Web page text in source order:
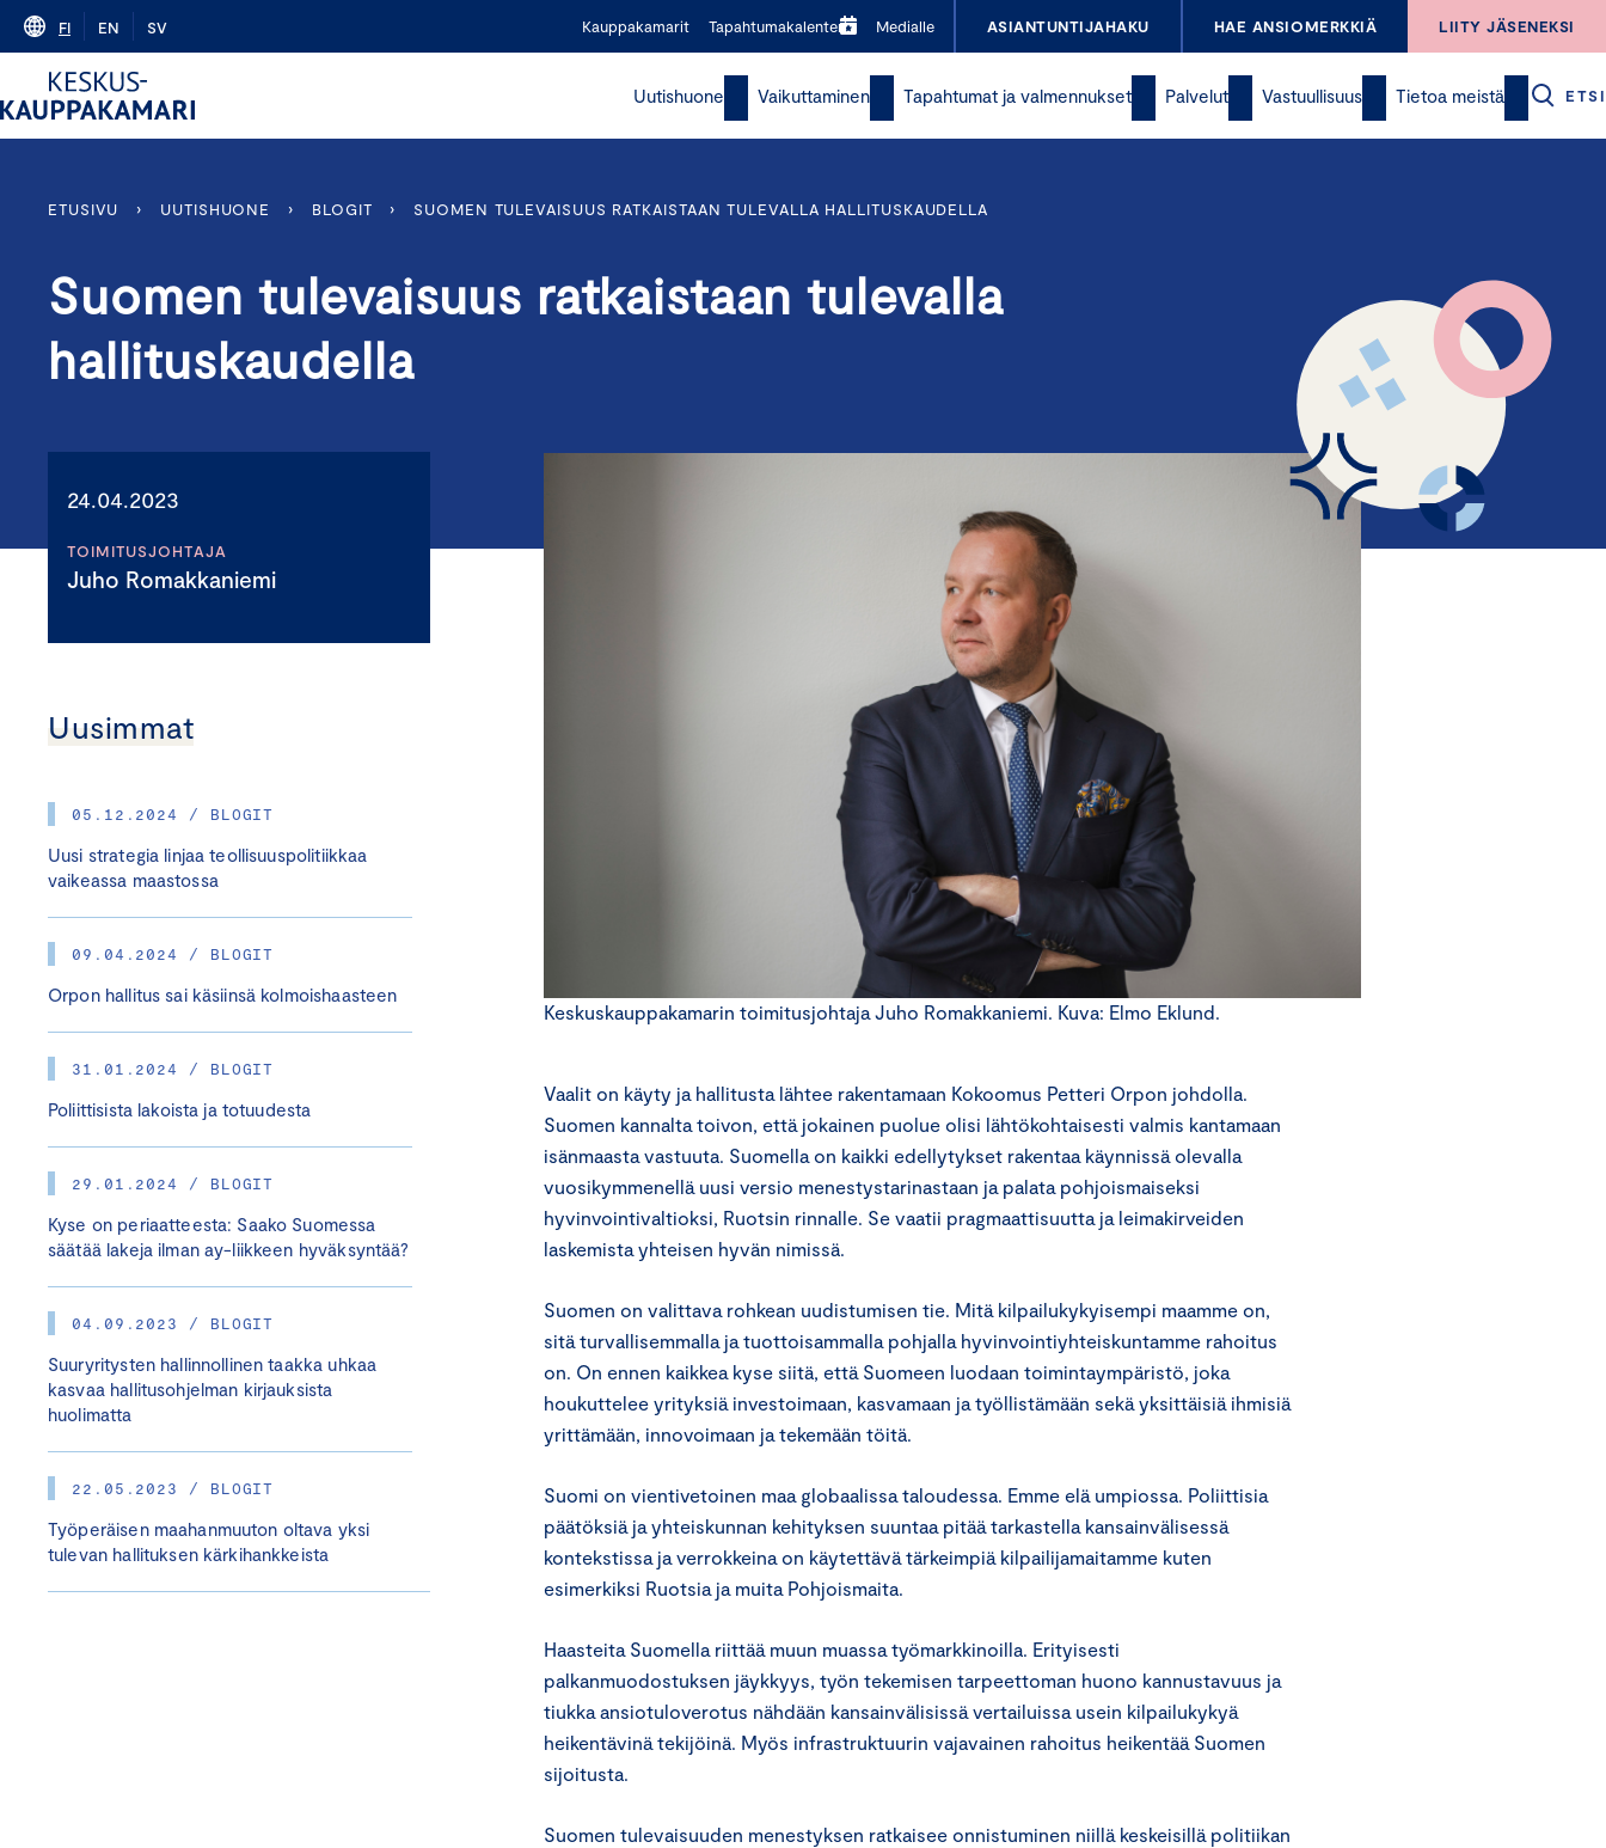
Skip
content
FI EN SV Kauppakamarit Tapahtumakalenteri Medialle ASIANTUNTIJAHAKU HAE ANSIOMERKKIÄ LIITY JÄSENEKSI
Uutishuone Vaikuttaminen Tapahtumat ja valmennukset Palvelut Vastuullisuus Tietoa meistä ETSI
ETUSIVU › UUTISHUONE › BLOGIT › SUOMEN TULEVAISUUS RATKAISTAAN TULEVALLA HALLITUSKAUDELLA
Suomen tulevaisuus ratkaistaan tulevalla
hallituskaudella
24.04.2023
TOIMITUSJOHTAJA
Juho Romakkaniemi
Uusimmat
05.12.2024 / BLOGIT
Uusi strategia linjaa teollisuuspolitiikkaa
vaikeassa maastossa
09.04.2024 / BLOGIT
Orpon hallitus sai käsiinsä kolmoishaasteen
31.01.2024 / BLOGIT
Poliittisista lakoista ja totuudesta
29.01.2024 / BLOGIT
Kyse on periaatteesta: Saako Suomessa
säätää lakeja ilman ay-liikkeen hyväksyntää?
04.09.2023 / BLOGIT
Suuryritysten hallinnollinen taakka uhkaa
kasvaa hallitusohjelman kirjauksista
huolimatta
22.05.2023 / BLOGIT
Työperäisen maahanmuuton oltava yksi
tulevan hallituksen kärkihankkeista
Keskuskauppakamarin toimitusjohtaja Juho Romakkaniemi. Kuva: Elmo Eklund.
Vaalit on käyty ja hallitusta lähtee rakentamaan Kokoomus Petteri Orpon johdolla.
Suomen kannalta toivon, että jokainen puolue olisi lähtökohtaisesti valmis kantamaan
isänmaasta vastuuta. Suomella on kaikki edellytykset rakentaa käynnissä olevalla
vuosikymmenellä uusi versio menestystarinastaan ja palata pohjoismaiseksi
hyvinvointivaltioksi, Ruotsin rinnalle. Se vaatii pragmaattisuutta ja leimakirveiden
laskemista yhteisen hyvän nimissä.
Suomen on valittava rohkean uudistumisen tie. Mitä kilpailukykyisempi maamme on,
sitä turvallisemmalla ja tuottoisammalla pohjalla hyvinvointiyhteiskuntamme rahoitus
on. On ennen kaikkea kyse siitä, että Suomeen luodaan toimintaympäristö, joka
houkuttelee yrityksiä investoimaan, kasvamaan ja työllistämään sekä yksittäisiä ihmisiä
yrittämään, innovoimaan ja tekemään töitä.
Suomi on vientivetoinen maa globaalissa taloudessa. Emme elä umpiossa. Poliittisia
päätöksiä ja yhteiskunnan kehityksen suuntaa pitää tarkastella kansainvälisessä
kontekstissa ja verrokkeina on käytettävä tärkeimpiä kilpailijamaitamme kuten
esimerkiksi Ruotsia ja muita Pohjoismaita.
Haasteita Suomella riittää muun muassa työmarkkinoilla. Erityisesti
palkanmuodostuksen jäykkyys, työn tekemisen tarpeettoman huono kannustavuus ja
tiukka ansiotuloverotus nähdään kansainvälisissä vertailuissa usein kilpailukykyä
heikentävinä tekijöinä. Myös infrastruktuurin vajavainen rahoitus heikentää Suomen
sijoitusta.
Suomen tulevaisuuden menestyksen ratkaisee onnistuminen niillä keskeisillä politiikan